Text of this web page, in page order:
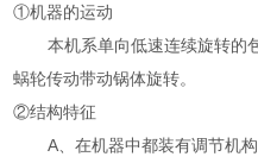
①机器的运动
本机系单向低速连续旋转的
蜗轮传动带动锅体旋转。
②结构特征
A 、在机器中都装有调节机